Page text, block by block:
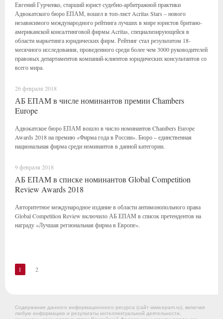
Евгений Гурченко, старший юрист судебно-арбитражной практики
Адвокатского бюро ЕПАМ, вошел в топ-лист Acritas Stars – нового
независимого международного рейтинга лучших в мире юристов британо-
американской консалтинговой фирмы Acritas, специализирующейся в
области маркетинга юридических фирм. Рейтинг стал результатом 18-
месячного исследования, проведенного среди более чем 3000 руководителей
правовых департаментов компаний-клиентов юридических консультантов со
всего мира.
26 февраля 2018
АБ ЕПАМ в числе номинантов премии Chambers
Europe
Адвокатское бюро ЕПАМ вошло в число номинантов Chambers Europe
Awards 2018 на премию «Фирма года в России». Бюро – единственная
национальная фирма среди номинантов в данной категории.
9 февраля 2018
АБ ЕПАМ в списке номинантов Global Competition
Review Awards 2018
Авторитетное международное издание в области антимонопольного права
Global Competition Review включило АБ ЕПАМ в список претендентов на
награду «Лучшая региональная фирма в Европе».
1 2
Содержание данного информационного ресурса (сайт www.epam.ru), включая
любую информацию и результаты интеллектуальной деятельности,